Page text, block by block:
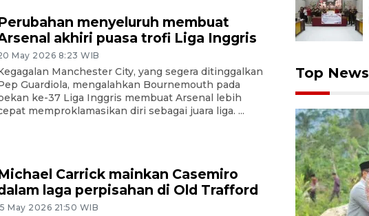
menyeluruh membuat
akhiri puasa trofi Liga Inggris
May 2026 8:23 WIB
Manchester City, yang segera ditinggalkan
Guardiola, mengalahkan Bournemouth pada
ke-37 Liga Inggris membuat Arsenal lebih
memproklamasikan diri sebagai juara liga. ...
Carrick mainkan Casemiro
laga perpisahan di Old Trafford
May 2026 21:50 WIB
Top News